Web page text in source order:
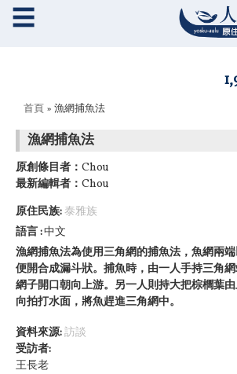
☰
您在這裡
首頁 » 漁網捕魚法
漁網捕魚法
原創條目者： Chou
最新編輯者： Chou
原住民族: 泰雅族
語言 中文
漁網捕魚法為使用三角網的捕魚法，魚網兩端
便開合成漏斗狀。捕魚時，由一人手持三角網
網子開口朝向上游。 另一人則持大把棕櫚葉
向拍打水面， 將魚趕進三角網中。
資料來源:訪談
受訪者:
王長老